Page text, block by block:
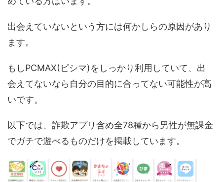
出会えていないという方には何かしらの原因があり
ます。
もしPCMAX(ピシマ)をしっかり利用していて、出
会えてないなら自分の目的に合ってない可能性が高
いです。
以下では、詐欺アプリ含め全78種から男性が無課金
でガチで遊べるものだけを掲載しています。